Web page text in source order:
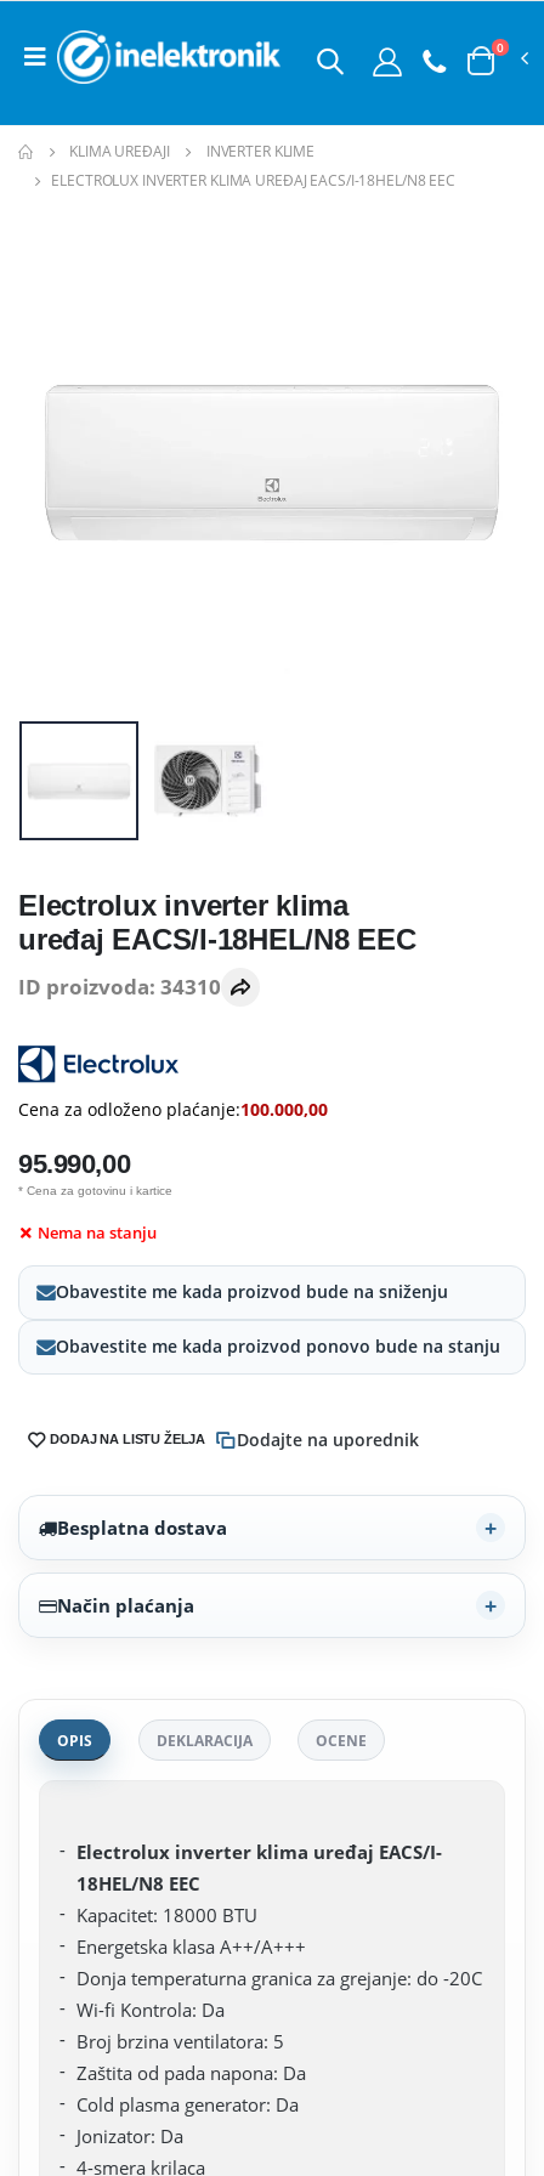
0
KLIMA UREĐAJI
INVERTER KLIME
ELECTROLUX INVERTER KLIMA UREĐAJ EACS/I-18HEL/N8 EEC
Electrolux inverter klima
uređaj EACS/I-18HEL/N8 EEC
ID proizvoda: 34310
Cena za odloženo plaćanje:100.000,00
95.990,00
* Cena za gotovinu i kartice
Nema na stanju
Obavestite me kada proizvod bude na sniženju
Obavestite me kada proizvod ponovo bude na stanju
DODAJ NA LISTU ŽELJA Dodajte na uporednik
Besplatna dostava
Način plaćanja
OPIS DEKLARACIJA OCENE
Electrolux inverter klima uređaj EACS/I-
18HEL/N8 EEC
Kapacitet: 18000 BTU
Energetska klasa A++/A+++
Donja temperaturna granica za grejanje: do -20С
Wi-fi Kontrola: Da
Broj brzina ventilatora: 5
Zaštita od pada napona: Da
Cold plasma generator: Da
Jonizator: Da
4-smera krilaca